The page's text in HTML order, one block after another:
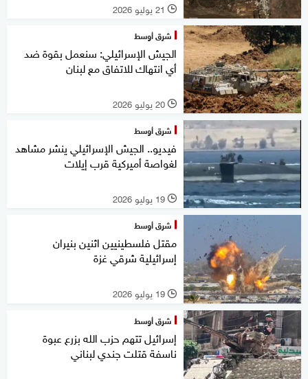
l 21 يوليو 2026
شرق أوسط
الجيش الإسرائيلي: سنعمل بقوة ضد
أي انتهاك للاتفاق مع لبنان
l 20 يوليو 2026
شرق أوسط
فيديو.. الجيش الإسرائيلي ينشر مشاهد
لغواصة أميركية قرب إيلات
l 19 يوليو 2026
شرق أوسط
مقتل فلسطينيين اثنين بنيران
إسرائيلية شرقي غزة
l 19 يوليو 2026
شرق أوسط
إسرائيل تتهم حزب الله بزرع عبوة
ناسفة قتلت جندي لبناني